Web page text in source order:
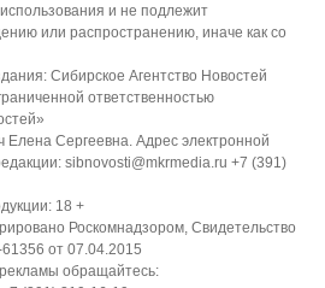
и не подлежит
или распространению, иначе как со
Сибирское Агентство Новостей
ответственностью
Елена Сергеевна. Адрес электронной
sibnovosti@mkrmedia.ru +7 (391)
18 +
Роскомнадзором, Свидетельство
от 07.04.2015
обращайтесь: